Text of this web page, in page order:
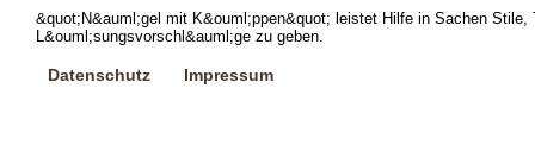
&quot;N&auml;gel mit K&ouml;ppen&quot; leistet Hilfe in Sachen
L&ouml;sungsvorschl&auml;ge zu geben.
Datenschutz Impressum